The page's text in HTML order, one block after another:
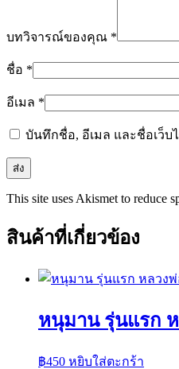
บทวิจารณ์ของคุณ *
ชื่อ *
อีเมล *
บันทึกชื่อ, อีเมล และชื่อเว็บ
This site uses Akismet to reduce
สินค้าที่เกี่ยวข้อง
หนุมาน รุ่นแรก
฿450 หยิบใส่ตะกร้า